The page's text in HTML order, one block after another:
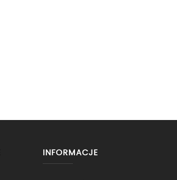
INFORMACJE